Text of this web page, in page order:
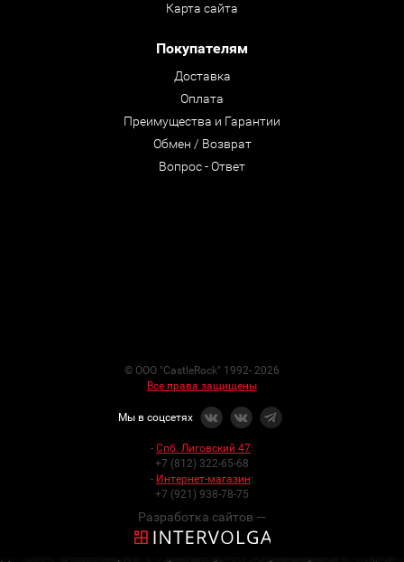
Карта сайта
Покупателям
Доставка
Оплата
Преимущества и Гарантии
Обмен / Возврат
Вопрос - Ответ
© ООО "CastleRock" 1992- 2026
Все права защищены
Мы в соцсетях
- Спб. Лиговский 47:
+7 (812) 322-65-68
- Интернет-магазин:
+7 (921) 938-78-75
Разработка сайтов —